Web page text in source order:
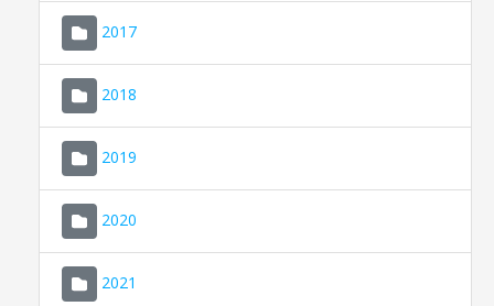
2017
2018
2019
2020
2021